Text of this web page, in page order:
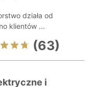
działa od
klientów ...
(63)
i